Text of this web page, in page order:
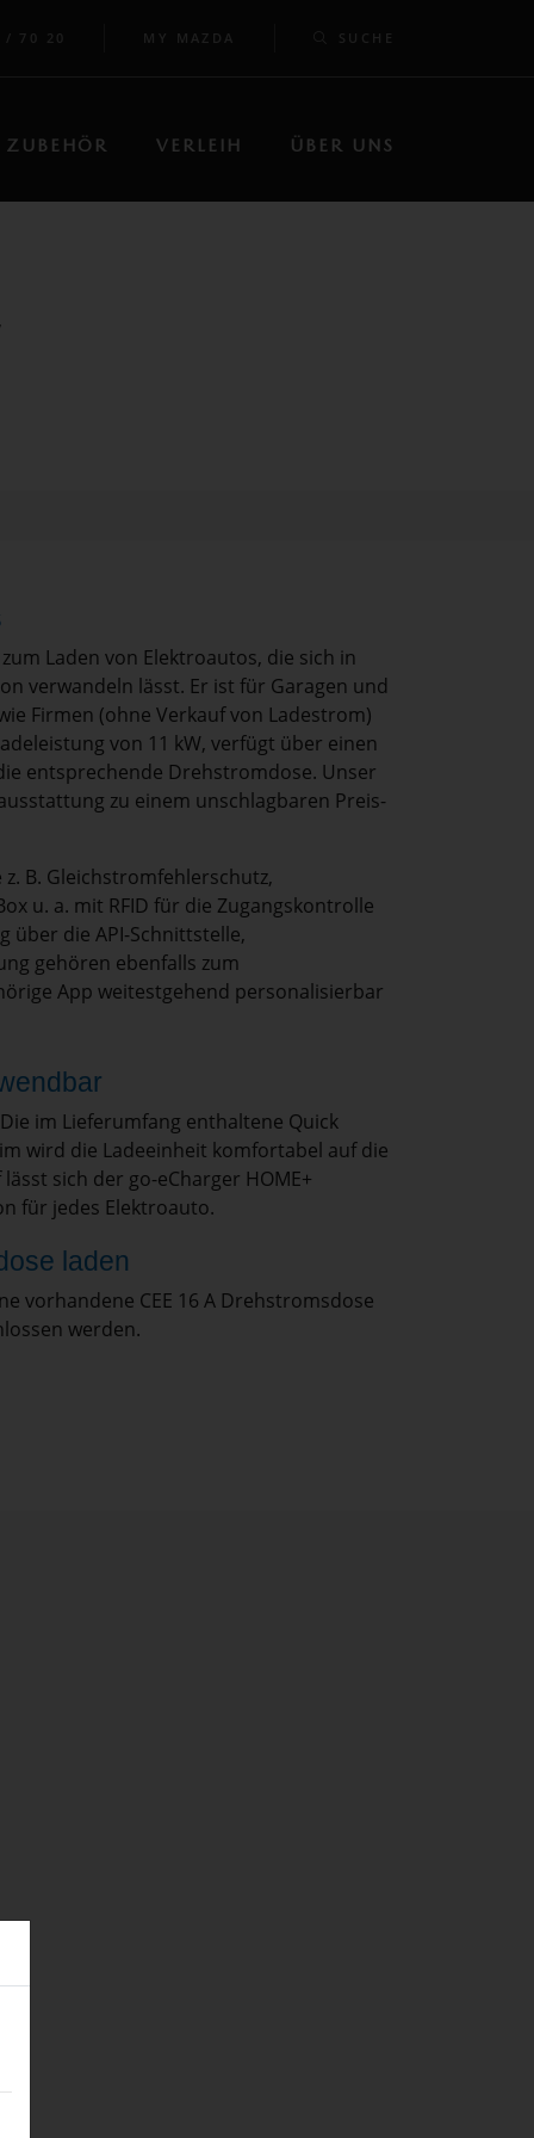
70 20 MY MAZDA SUCHE
ZUBEHÖR VERLEIH ÜBER UNS
Laden von Elektroautos, die sich in
verwandeln lässt. Er ist für Garagen und
Firmen (ohne Verkauf von Ladestrom)
von 11 kW, verfügt über einen
entsprechende Drehstromdose. Unser
zu einem unschlagbaren Preis-
B. Gleichstromfehlerschutz,
u. a. mit RFID für die Zugangskontrolle
über die API-Schnittstelle,
gehören ebenfalls zum
App weitestgehend personalisierbar
im Lieferumfang enthaltene Quick
wird die Ladeeinheit komfortabel auf die
sich der go-eCharger HOME+
für jedes Elektroauto.
laden
vorhandene CEE 16 A Drehstromsdose
werden.